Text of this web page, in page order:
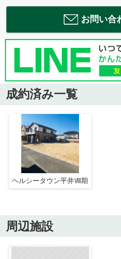
お問い合
成約済み一覧
ヘルシータウン平井Ⅷ期
周辺施設